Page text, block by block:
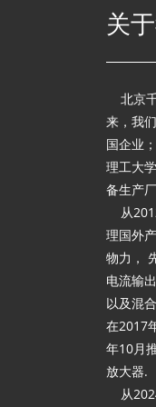
关
北京
来，我
国企业
理工大
备生产厂
从
理国外
物力，
电流输
以及混
在2017
年10月
放大器.
从